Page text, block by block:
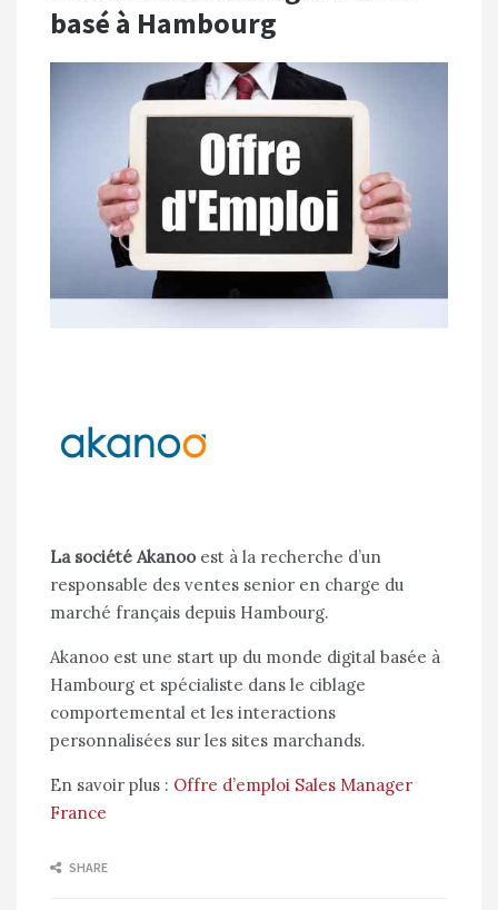
basé à Hambourg
La société Akanoo est à la recherche d’un
responsable des ventes senior en charge du
marché français depuis Hambourg.
Akanoo est une start up du monde digital basée à
Hambourg et spécialiste dans le ciblage
comportemental et les interactions
personnalisées sur les sites marchands.
En savoir plus : Offre d’emploi Sales Manager
France
SHARE